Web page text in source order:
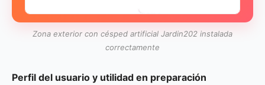
Zona exterior con césped artificial Jardin202 instalada
correctamente
Perfil del usuario y utilidad en preparación